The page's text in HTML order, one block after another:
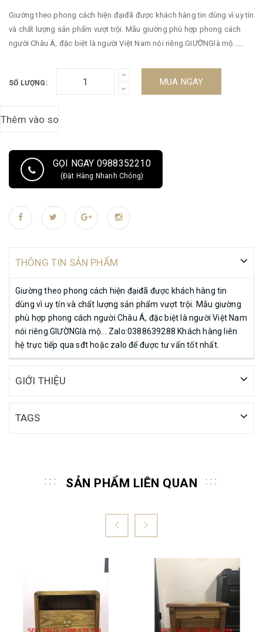
Giường theo phong cách hiện đạiđã được khách hàng tin dùng vì uy tín
và chất lượng sản phẩm vượt trội. Mẫu giường phù hợp phong cách
người Châu Á, đặc biệt là người Việt Nam nói riêng.GIƯỜNGlà mộ...
SỐ LƯỢNG: MUA NGAY
GỌI NGAY 0988352210
(Đặt Hàng Nhanh Chóng)
THÔNG TIN SẢN PHẨM
Giường theo phong cách hiện đạiđã được khách hàng tin
dùng vì uy tín và chất lượng sản phẩm vượt trội. Mẫu giường
phù hợp phong cách người Châu Á, đặc biệt là người Việt Nam
nói riêng.GIƯỜNGlà mộ... Zalo:0388639288 Khách hàng liên
hệ trực tiếp qua sđt hoặc zalo để được tư vấn tốt nhất.
GIỚI THIỆU
TAGS
SẢN PHẨM LIÊN QUAN